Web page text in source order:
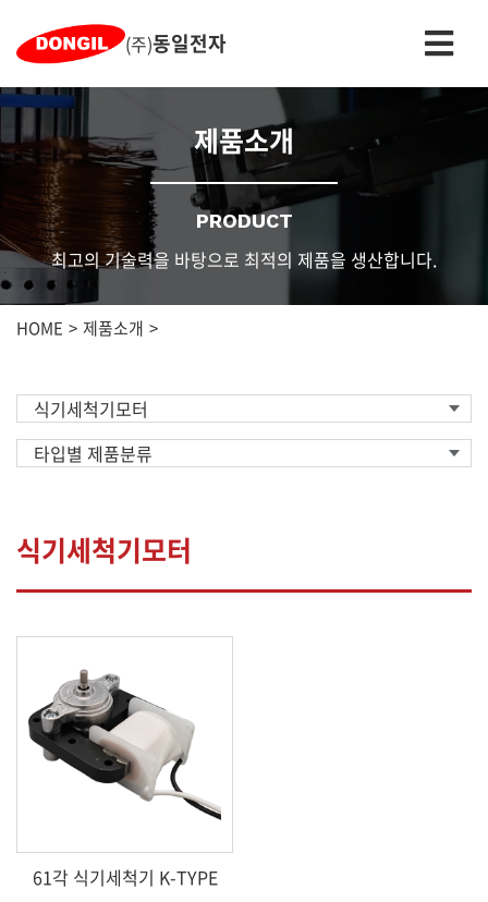
(주)동일전자
제품소개
PRODUCT
최고의 기술력을 바탕으로 최적의 제품을 생산합니다.
HOME 제품소개
식기세척기모터
61각 식기세척기 K-TYPE